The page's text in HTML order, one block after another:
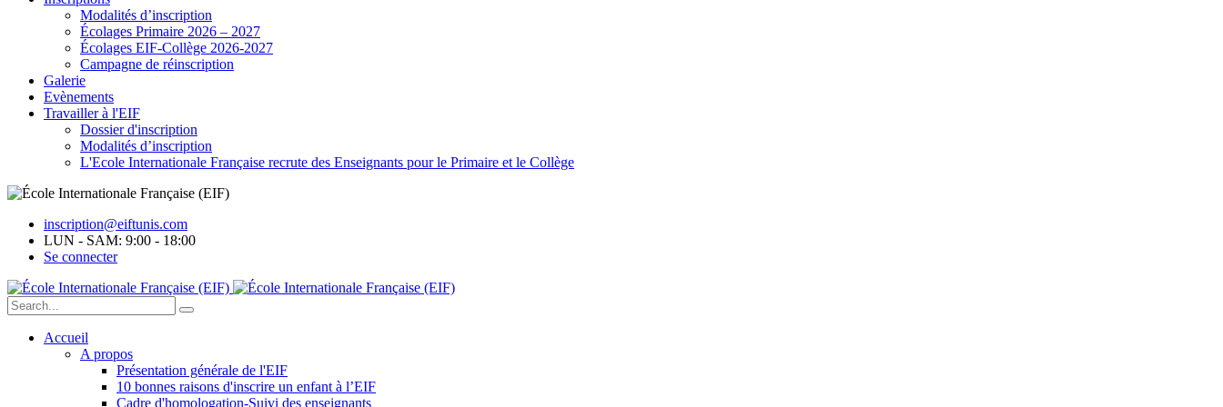
Modalités d’inscription
Écolages Primaire 2026 – 2027
Écolages EIF-Collège 2026-2027
Campagne de réinscription
Galerie
Evènements
Travailler à l'EIF
Dossier d'inscription
Modalités d’inscription
L'Ecole Internationale Française recrute des Enseignants pour le Primaire et le Collège
inscription@eiftunis.com
LUN - SAM: 9:00 - 18:00
Se connecter
Accueil
A propos
Présentation générale de l'EIF
10 bonnes raisons d'inscrire un enfant à l’EIF
Cadre d'homologation-Suivi des enseignants